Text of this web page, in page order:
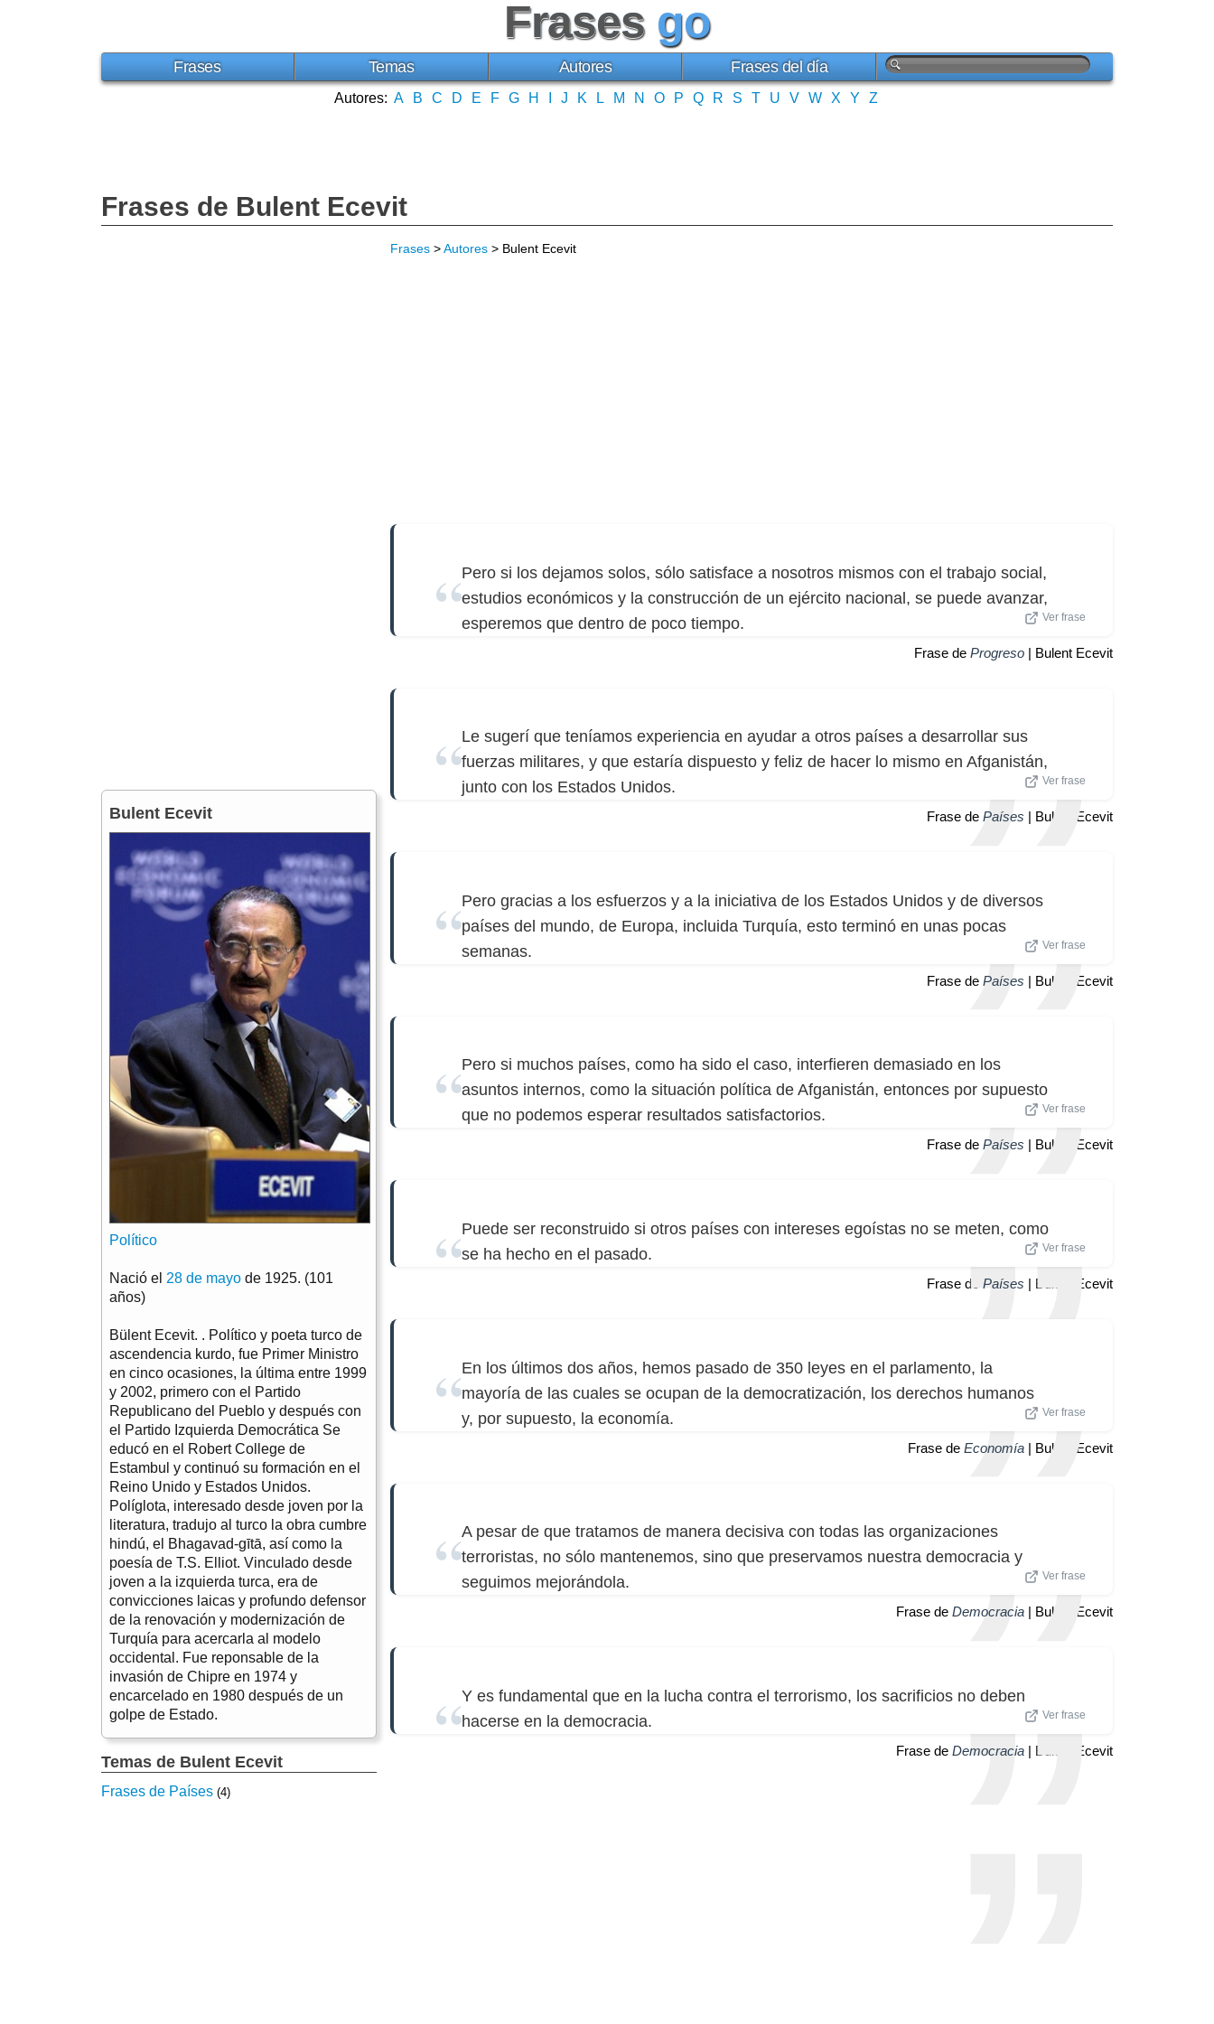
Frases go
Frases Temas Autores Frases del día
Autores: A B C D E F G H J K L M N O P Q R S T U V W X Y Z
Frases de Bulent Ecevit
Frases >Autores > Bulent Ecevit
Pero si los dejamos solos, sólo satisface a nosotros mismos con el trabajo social,
estudios económicos y la construcción de un ejército nacional, se puede avanzar,
esperemos que dentro de poco tiempo.
Ver frase
Frase de Progreso | Bulent Ecevit
Le sugerí que teníamos experiencia en ayudar a otros países a desarrollar sus
fuerzas militares, y que estaría dispuesto y feliz de hacer lo mismo en Afganistán,
junto con los Estados Unidos.
Ver frase
Frase de Países | Bulent Ecevit
Pero gracias a los esfuerzos y a la iniciativa de los Estados Unidos y de diversos
países del mundo, de Europa, incluida Turquía, esto terminó en unas pocas
semanas.
Ver frase
Frase de Países | Bulent Ecevit
Pero si muchos países, como ha sido el caso, interfieren demasiado en los
asuntos internos, como la situación política de Afganistán, entonces por supuesto
que no podemos esperar resultados satisfactorios.
Ver frase
Frase de Países | Bulent Ecevit
Puede ser reconstruido si otros países con intereses egoístas no se meten, como
se ha hecho en el pasado.
Ver frase
Frase de Países | Bulent Ecevit
En los últimos dos años, hemos pasado de 350 leyes en el parlamento, la
mayoría de las cuales se ocupan de la democratización, los derechos humanos
y, por supuesto, la economía.
Ver frase
Frase de Economía | Bulent Ecevit
A pesar de que tratamos de manera decisiva con todas las organizaciones
terroristas, no sólo mantenemos, sino que preservamos nuestra democracia y
seguimos mejorándola.
Ver frase
Frase de Democracia | Bulent Ecevit
Y es fundamental que en la lucha contra el terrorismo, los sacrificios no deben
hacerse en la democracia.
Ver frase
Frase de Democracia | Bulent Ecevit
Bulent Ecevit
Político
Nació el 28 de mayo de 1925. (101
años)
Bülent Ecevit. . Político y poeta turco de
ascendencia kurdo, fue Primer Ministro
en cinco ocasiones, la última entre 1999
y 2002, primero con el Partido
Republicano del Pueblo y después con
el Partido Izquierda Democrática Se
educó en el Robert College de
Estambul y continuó su formación en el
Reino Unido y Estados Unidos.
Políglota, interesado desde joven por la
literatura, tradujo al turco la obra cumbre
hindú, el Bhagavad-gītā, así como la
poesía de T.S. Elliot. Vinculado desde
joven a la izquierda turca, era de
convicciones laicas y profundo defensor
de la renovación y modernización de
Turquía para acercarla al modelo
occidental. Fue reponsable de la
invasión de Chipre en 1974 y
encarcelado en 1980 después de un
golpe de Estado.
Temas de Bulent Ecevit
Frases de Países (4)